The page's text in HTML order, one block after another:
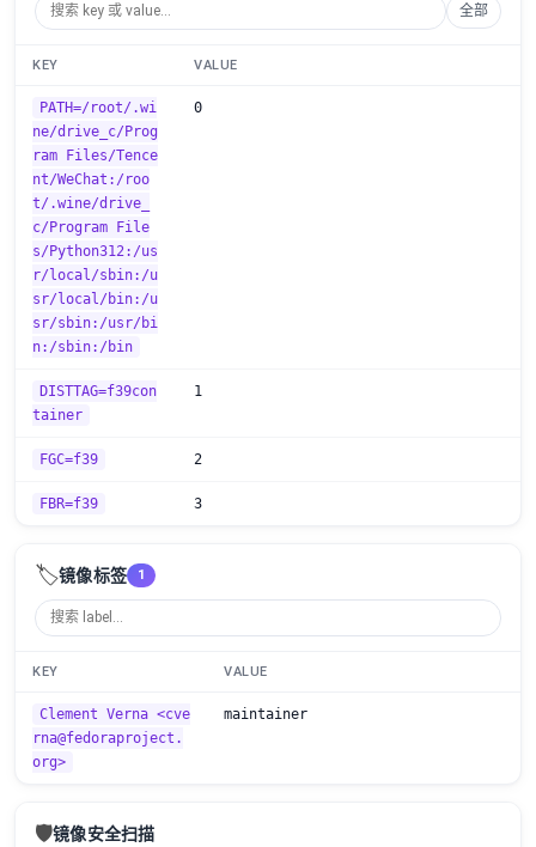
全部
KEY VALUE
PATH=/root/.wi
ne/drive_c/Prog
ram Files/Tence
nt/WeChat:/roo
t/.wine/drive_
c/Program File
s/Python312:/us
r/local/sbin:/u
sr/local/bin:/u
sr/sbin:/usr/bi
n:/sbin:/bin
0
DISTTAG=f39con
tainer
1
FGC=f39 2
FBR=f39 3
🏷️镜像标签 1
KEY VALUE
Clement Verna <cve
rna@fedoraproject.
org>
maintainer
🛡️镜像安全扫描